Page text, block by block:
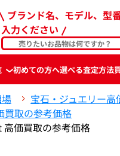
ブランド名、モデル、型
入力ください
初めての方へ選べる査定方法
宝石・ジュエリー
買取の参考価格
価買取の参考価格